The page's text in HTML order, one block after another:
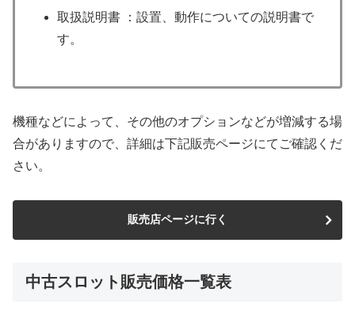
取扱説明書 ：設置、動作についての説明書で
す。
機種などによって、その他のオプションなどが増減する場
合がありますので、詳細は下記販売ページにてご確認くだ
さい。
販売店ページに行く
中古スロット販売価格一覧表